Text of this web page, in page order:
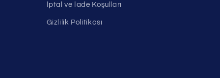
İptal ve İade Koşulları
Gizlilik Politikası